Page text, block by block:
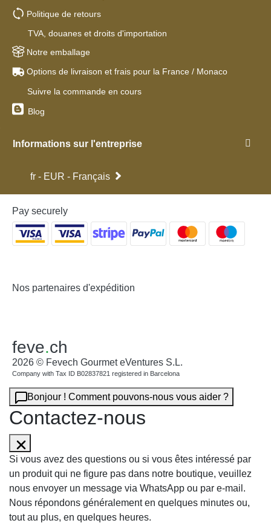
Politique de retours
TVA, douanes et droits d'importation
Notre emballage
Options de livraison et frais pour la France / Monaco
Suivre la commande en cours
Blog
Informations sur l'entreprise
fr - EUR - Français
Pay securely
Nos partenaires d'expédition
feve.ch
2026 © Fevech Gourmet eVentures S.L.
Company with Tax ID B02837821 registered in Barcelona
Bonjour ! Comment pouvons-nous vous aider ?
Contactez-nous
Si vous avez des questions ou si vous êtes intéressé par
un produit qui ne figure pas dans notre boutique, veuillez
nous envoyer un message via WhatsApp ou par e-mail.
Nous répondons généralement en quelques minutes ou,
tout au plus, en quelques heures.